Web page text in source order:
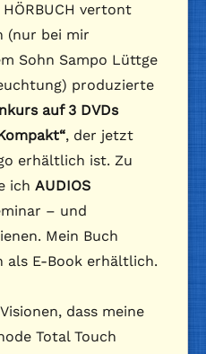
vertont
(nur bei mir
Sohn Sampo Lüttge
produzierte
auf 3 DVDs
, der jetzt
erhältlich ist. Zu
ich AUDIOS
– und
Mein Buch
als E-Book erhältlich.
dass meine
Total Touch